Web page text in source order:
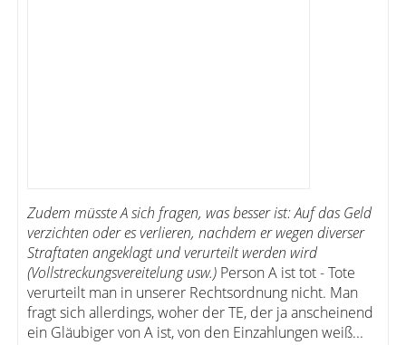
Zudem müsste A sich fragen, was besser ist: Auf das Geld
verzichten oder es verlieren, nachdem er wegen diverser
Straftaten angeklagt und verurteilt werden wird
(Vollstreckungsvereitelung usw.)Person A ist tot - Tote
verurteilt man in unserer Rechtsordnung nicht. Man
fragt sich allerdings, woher der TE, der ja anscheinend
ein Gläubiger von A ist, von den Einzahlungen weiß...